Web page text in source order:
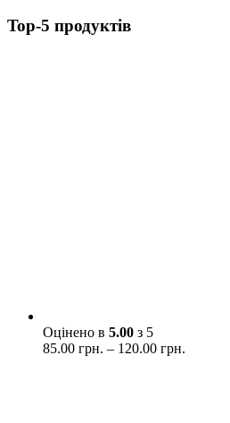
Top-5 продуктів
Оцінено в 5.00 з 5
85.00 грн. – 120.00 грн.